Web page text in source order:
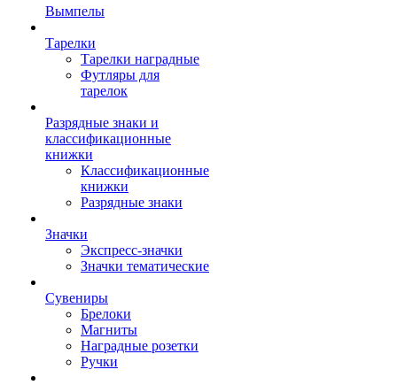
Вымпелы
Тарелки
Тарелки наградные
Футляры для
тарелок
Разрядные знаки и
классификационные
книжки
Классификационные
книжки
Разрядные знаки
Значки
Экспресс-значки
Значки тематические
Сувениры
Брелоки
Магниты
Наградные розетки
Ручки